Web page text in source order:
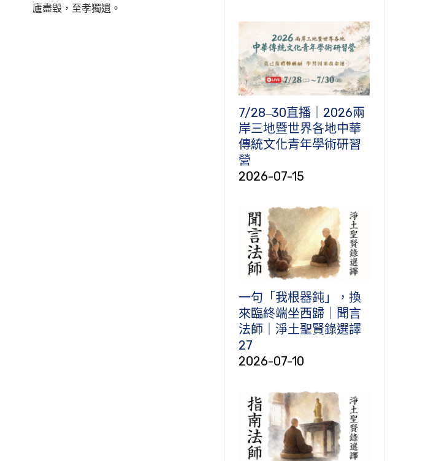
廬盡毀，至孝獨遺。
7/28‒30直播｜2026兩
岸三地暨世界各地中華
傳統文化青年學術研習
營
2026-07-15
一句「我根器鈍」，換
來臨終端坐西歸｜聞言
法師｜淨土聖賢錄選譯
27
2026-07-10